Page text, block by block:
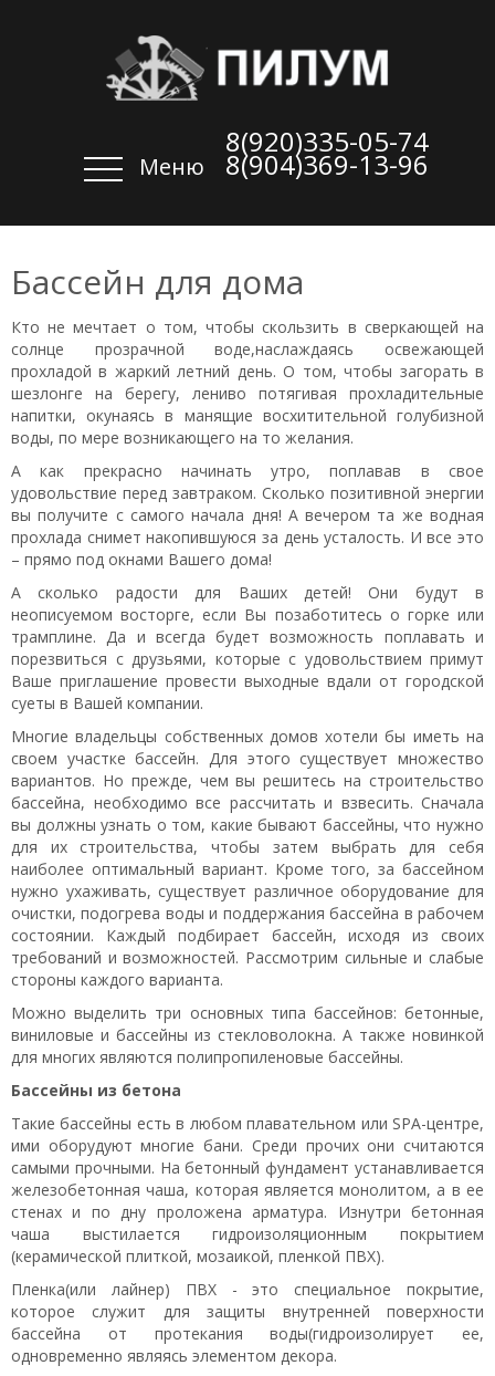
Меню
8(920)335-05-74
8(904)369-13-96
Бассейн для дома
Кто не мечтает о том, чтобы скользить в сверкающей на
солнце прозрачной воде,наслаждаясь освежающей
прохладой в жаркий летний день. О том, чтобы загорать в
шезлонге на берегу, лениво потягивая прохладительные
напитки, окунаясь в манящие восхитительной голубизной
воды, по мере возникающего на то желания.
А как прекрасно начинать утро, поплавав в свое
удовольствие перед завтраком. Сколько позитивной энергии
вы получите с самого начала дня! А вечером та же водная
прохлада снимет накопившуюся за день усталость. И все это
– прямо под окнами Вашего дома!
А сколько радости для Ваших детей! Они будут в
неописуемом восторге, если Вы позаботитесь о горке или
трамплине. Да и всегда будет возможность поплавать и
порезвиться с друзьями, которые с удовольствием примут
Ваше приглашение провести выходные вдали от городской
суеты в Вашей компании.
Многие владельцы собственных домов хотели бы иметь на
своем участке бассейн. Для этого существует множество
вариантов. Но прежде, чем вы решитесь на строительство
бассейна, необходимо все рассчитать и взвесить. Сначала
вы должны узнать о том, какие бывают бассейны, что нужно
для их строительства, чтобы затем выбрать для себя
наиболее оптимальный вариант. Кроме того, за бассейном
нужно ухаживать, существует различное оборудование для
очистки, подогрева воды и поддержания бассейна в рабочем
состоянии. Каждый подбирает бассейн, исходя из своих
требований и возможностей. Рассмотрим сильные и слабые
стороны каждого варианта.
Можно выделить три основных типа бассейнов: бетонные,
виниловые и бассейны из стекловолокна. А также новинкой
для многих являются полипропиленовые бассейны.
Бассейны из бетона
Такие бассейны есть в любом плавательном или SPA-центре,
ими оборудуют многие бани. Среди прочих они считаются
самыми прочными. На бетонный фундамент устанавливается
железобетонная чаша, которая является монолитом, а в ее
стенах и по дну проложена арматура. Изнутри бетонная
чаша выстилается гидроизоляционным покрытием
(керамической плиткой, мозаикой, пленкой ПВХ).
Пленка(или лайнер) ПВХ - это специальное покрытие,
которое служит для защиты внутренней поверхности
бассейна от протекания воды(гидроизолирует ее,
одновременно являясь элементом декора.